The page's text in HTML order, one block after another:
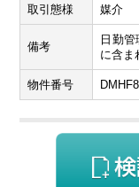
取引態様 媒介
備考
日勤
に含ま
物件番号